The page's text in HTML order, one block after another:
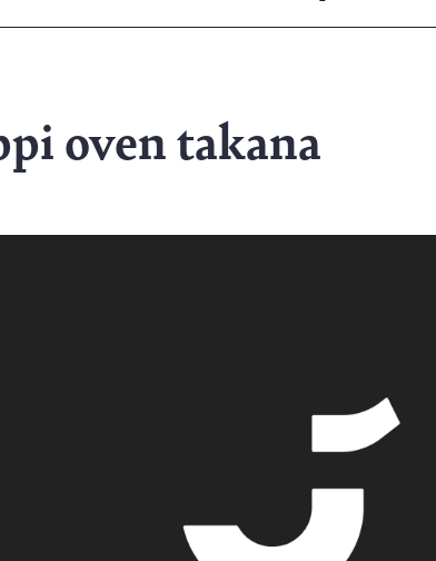
oven takana